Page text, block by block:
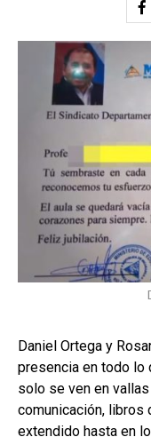
Daniel Ortega y
presencia en todo lo
solo se ven en
comunicación, libros
extendido hasta en